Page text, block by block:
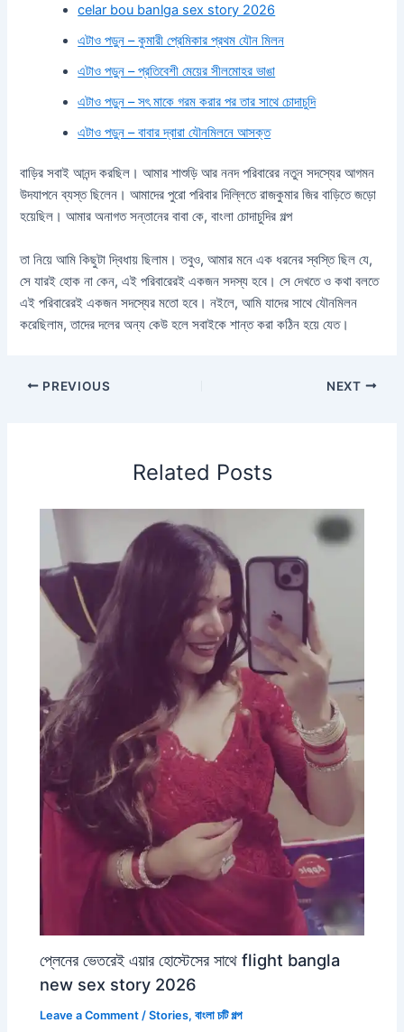
celar bou banlga sex story 2026
এটাও পড়ুন – কুমারী প্রেমিকার প্রথম যৌন মিলন
এটাও পড়ুন – প্রতিবেশী মেয়ের সীলমোহর ভাঙা
এটাও পড়ুন – সৎ মাকে গরম করার পর তার সাথে চোদাচুদি
এটাও পড়ুন – বাবার দ্বারা যৌনমিলনে আসক্ত
বাড়ির সবাই আনন্দ করছিল। আমার শাশুড়ি আর ননদ পরিবারের নতুন সদস্যের আগমন
উদযাপনে ব্যস্ত ছিলেন। আমাদের পুরো পরিবার দিল্লিতে রাজকুমার জির বাড়িতে জড়ো
হয়েছিল। আমার অনাগত সন্তানের বাবা কে, বাংলা চোদাচুদির গল্প
তা নিয়ে আমি কিছুটা দ্বিধায় ছিলাম। তবুও, আমার মনে এক ধরনের স্বস্তি ছিল যে,
সে যারই হোক না কেন, এই পরিবারেরই একজন সদস্য হবে। সে দেখতে ও কথা বলতে
এই পরিবারেরই একজন সদস্যের মতো হবে। নইলে, আমি যাদের সাথে যৌনমিলন
করেছিলাম, তাদের দলের অন্য কেউ হলে সবাইকে শান্ত করা কঠিন হয়ে যেত।
PREVIOUS NEXT
Related Posts
প্লেনের ভেতরেই এয়ার হোস্টেসের সাথে flight bangla
new sex story 2026
Leave a Comment /Stories,বাংলা চটি গল্প